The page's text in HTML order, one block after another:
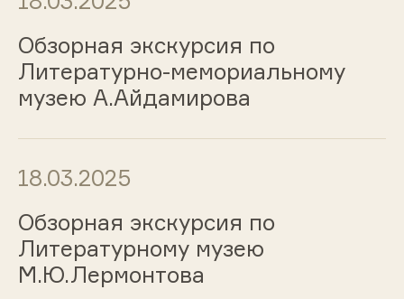
Обзорная экскурсия по
Литературно-мемориальному
музею А.Айдамирова
18.03.2025
Обзорная экскурсия по
Литературному музею
М.Ю.Лермонтова